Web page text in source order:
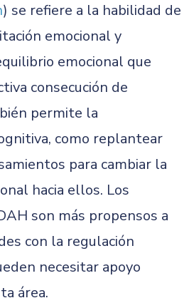
) se refiere a la habilidad de
emocional y
emocional que
consecución de
permite la
como replantear
para cambiar la
hacia ellos. Los
son más propensos a
con la regulación
necesitar apoyo
área.